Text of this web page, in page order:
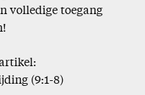
volledige toegang
(9:1-8)